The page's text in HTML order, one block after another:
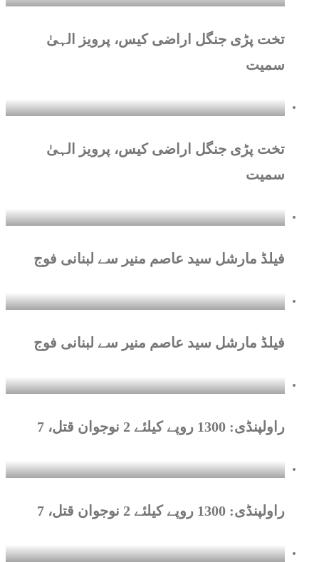
تخت پڑی جنگل اراضی کیس، پرویز الہیٰ
سمیت
تخت پڑی جنگل اراضی کیس، پرویز الہیٰ
سمیت
فیلڈ مارشل سید عاصم منیر سے لبنانی فوج
فیلڈ مارشل سید عاصم منیر سے لبنانی فوج
راولپنڈی: 1300 روپے کیلئے 2 نوجوان قتل، 7
راولپنڈی: 1300 روپے کیلئے 2 نوجوان قتل، 7